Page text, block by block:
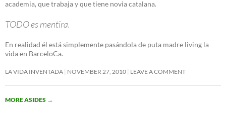
academia, que trabaja y que tiene novia catalana.
TODO es mentira.
En realidad él está simplemente pasándola de puta madre living la
vida en BarceloCa.
LA VIDA INVENTADA NOVEMBER 27, 2010 LEAVE A COMMENT
MORE ASIDES →